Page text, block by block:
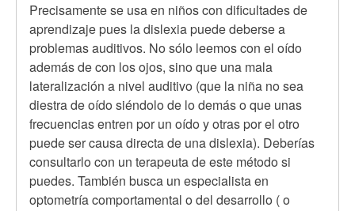
En
respuesta
a
Hola,
soy
de
Medellin
,
por
Anónimo
(no
Precisamente se usa en niños con dificultades de
aprendizaje pues la dislexia puede deberse a
problemas auditivos. No sólo leemos con el oído
además de con los ojos, sino que una mala
lateralización a nivel auditivo (que la niña no sea
diestra de oído siéndolo de lo demás o que unas
frecuencias entren por un oído y otras por el otro
puede ser causa directa de una dislexia). Deberías
consultarlo con un terapeuta de este método si
puedes. También busca un especialista en
optometría comportamental o del desarrollo ( o